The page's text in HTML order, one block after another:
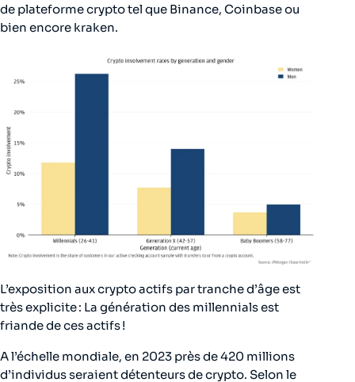
de plateforme crypto tel que Binance, Coinbase ou
bien encore kraken.
L’exposition aux crypto actifs par tranche d’âge est
très explicite : La génération des millennials est
friande de ces actifs !
A l’échelle mondiale, en 2023 près de 420 millions
d’individus seraient détenteurs de crypto. Selon le